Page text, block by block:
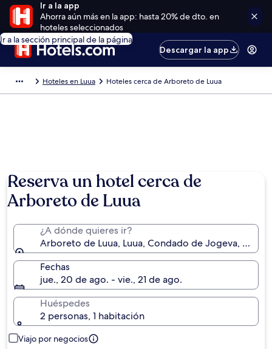
Ir a la app
Ahorra aún más en la app: hasta 20% de dto. en
hoteles seleccionados
Ir a la sección principal de la página
Descargar la app
Hoteles en Luua Hoteles cerca de Arboreto de Luua
Reserva un hotel cerca de
Arboreto de Luua
¿A dónde quieres ir?
Arboreto de Luua, Luua, Condado de Jogeva,
Fechas
jue., 20 de ago. - vie., 21 de ago.
Huéspedes
2 personas, 1 habitación
Viajo por negocios